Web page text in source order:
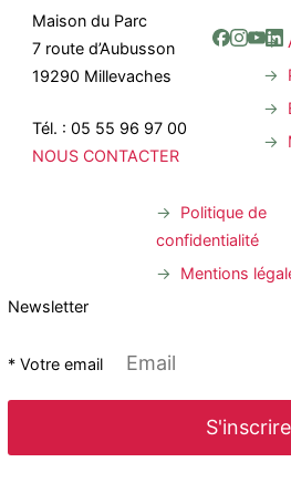
Maison du Parc
7 route d’Aubusson
19290 Millevaches
Tél. : 05 55 96 97 00
NOUS CONTACTER
Politique de
confidentialité
Mentions
Newsletter
* Votre email